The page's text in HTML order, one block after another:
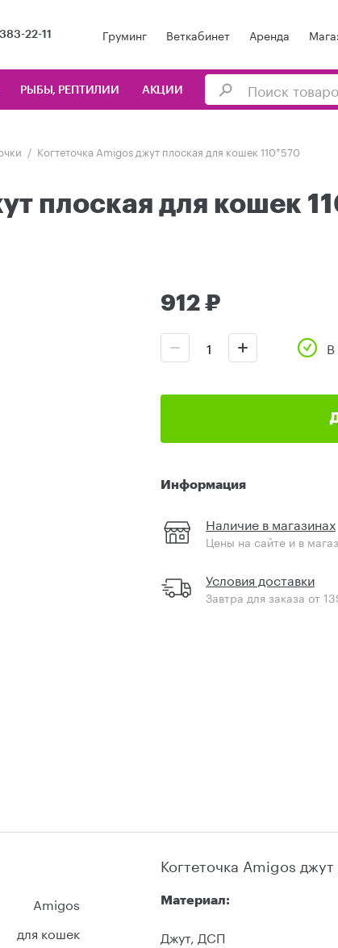
22-11 Груминг Веткабинет Аренда
РЫБЫ, РЕПТИЛИИ АКЦИИ
Когтеточка Amigos джут плоская для кошек 110*570
плоская для кошек
912 ₽
Информация
Наличие в магазинах
Цены на сайте и в
Условия доставки
Завтра для заказа от
Amigos
для кошек
Когтеточка Amigos
Материал:
Джут, ДСП